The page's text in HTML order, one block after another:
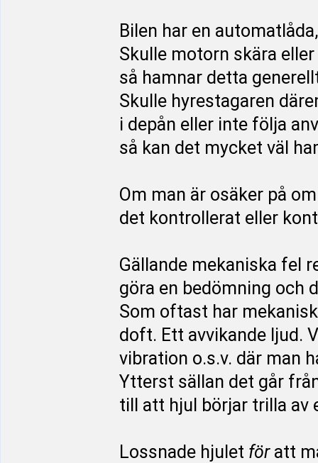
Bilen har en
Skulle motorn skära
så hamnar detta
Skulle hyrestagaren
i depån eller inte följa
så kan det mycket väl
Om man är osäker på
det kontrollerat eller
Gällande mekaniska fel
göra en bedömning och
Som oftast har
doft. Ett avvikande ljud.
vibration o.s.v. där man
Ytterst sällan det går
till att hjul börjar trilla av
Lossnade hjulet föratt